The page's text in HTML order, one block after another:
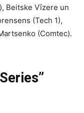
Beitske Vīzere un
(Tech 1),
(Comtec).